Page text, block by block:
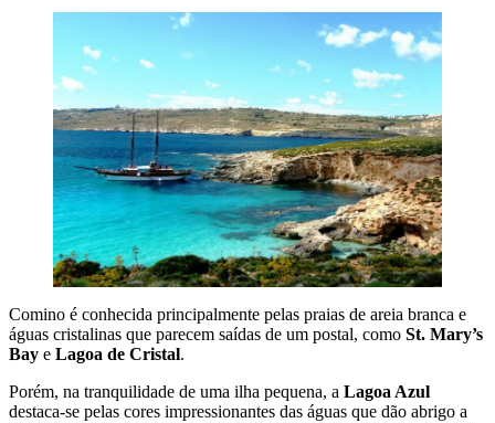
Comino é conhecida principalmente pelas praias de areia branca e
águas cristalinas que parecem saídas de um postal, como St. Mary’s
Bay e Lagoa de Cristal.
Porém, na tranquilidade de uma ilha pequena, a Lagoa Azul
destaca-se pelas cores impressionantes das águas que dão abrigo a